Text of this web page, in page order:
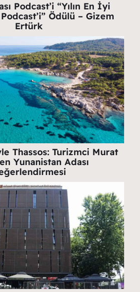
Podcast’i “Yılın En İyi
Ödülü – Gizem
Ertürk
Thassos: Turizmci Murat
Yunanistan Adası